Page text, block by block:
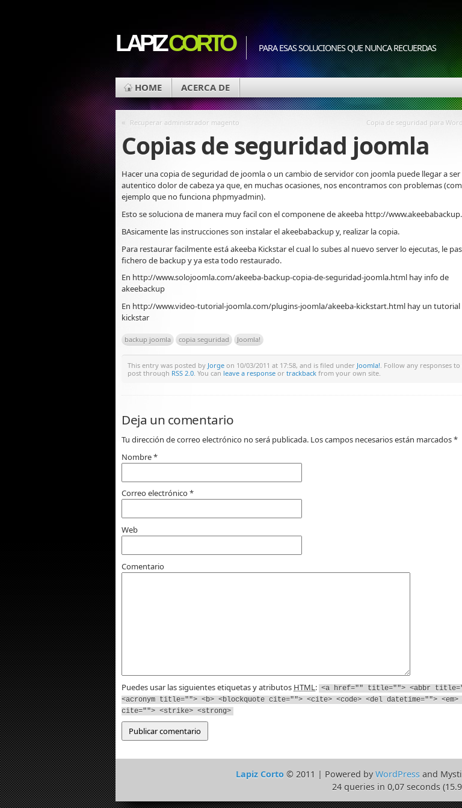
LAPIZCORTO PARA ESAS SOLUCIONES QUE NUNCA RECUERDAS
HOME ACERCA DE
« Recuperar administrador magento Copia de seguridad para
Copias de seguridad joomla
Hacer una copia de seguridad de joomla o un cambio de servidor con joomla puede llegar a ser
autentico dolor de cabeza ya que, en muchas ocasiones, nos encontramos con problemas
ejemplo que no funciona phpmyadmin).
Esto se soluciona de manera muy facil con el componene de akeeba http://
BAsicamente las instrucciones son instalar el akeebabackup y, realizar la copia.
Para restaurar facilmente está akeeba Kickstar el cual lo subes al nuevo server lo ejecutas, le
fichero de backup y ya esta todo restaurado.
En http://www.solojoomla.com/akeeba-backup-copia-de-seguridad-joomla.html hay info de
akeebackup
En http://www.video-tutorial-joomla.com/plugins-joomla/akeeba-kickstart.html hay un tutorial
kickstar
backup joomla copia seguridad Joomla!
This entry was posted by Jorge on 10/03/2011 at 17:58, and is filed under Joomla! . Follow any responses
post through RSS 2.0 . You can leave a response or trackback from your own site.
Deja un comentario
Tu dirección de correo electrónico no será publicada. Los campos necesarios están marcados*
Nombre*
Correo electrónico*
Web
Comentario
Puedes usar las siguientes etiquetas y atributos HTML : <a href="" title=""> <abbr
<acronym title=""> <b> <blockquote cite=""> <cite> <code> <del datetime=""> <em>
cite=""> <strike> <strong>
Lapiz Corto© 2011 | Powered byWordPressand
24 queries in 0,07 seconds